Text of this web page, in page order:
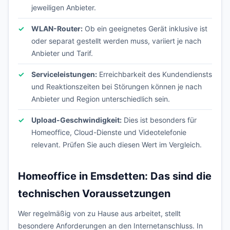
jeweiligen Anbieter.
WLAN-Router: Ob ein geeignetes Gerät inklusive ist
oder separat gestellt werden muss, variiert je nach
Anbieter und Tarif.
Serviceleistungen: Erreichbarkeit des Kundendiensts
und Reaktionszeiten bei Störungen können je nach
Anbieter und Region unterschiedlich sein.
Upload-Geschwindigkeit: Dies ist besonders für
Homeoffice, Cloud-Dienste und Videotelefonie
relevant. Prüfen Sie auch diesen Wert im Vergleich.
Homeoffice in Emsdetten: Das sind die
technischen Voraussetzungen
Wer regelmäßig von zu Hause aus arbeitet, stellt
besondere Anforderungen an den Internetanschluss. In